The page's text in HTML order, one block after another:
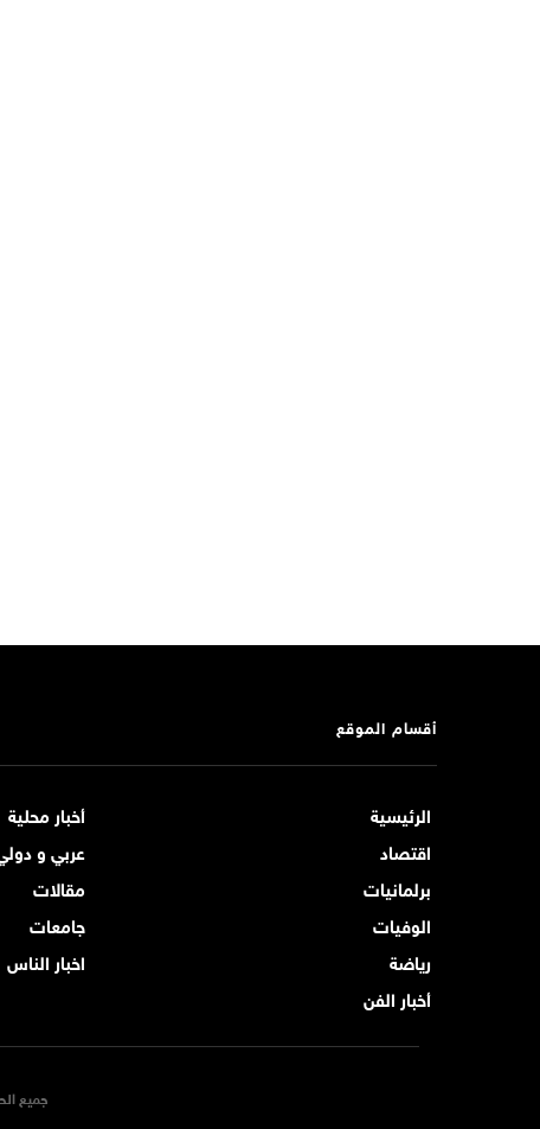
أقسام الموقع
الرئيسية
أخبار محلية
اقتصاد
عربي و
برلمانيات
مقالات
الوفيات
جامعات
رياضة
اخبار الناس
أخبار الفن
جميع